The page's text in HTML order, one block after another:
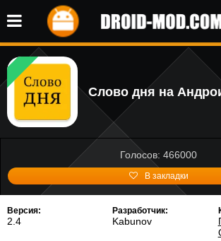
Слово дня на
Голосов: 466000
В закладки
Версия:
2.4
Разработчик:
Kabunov